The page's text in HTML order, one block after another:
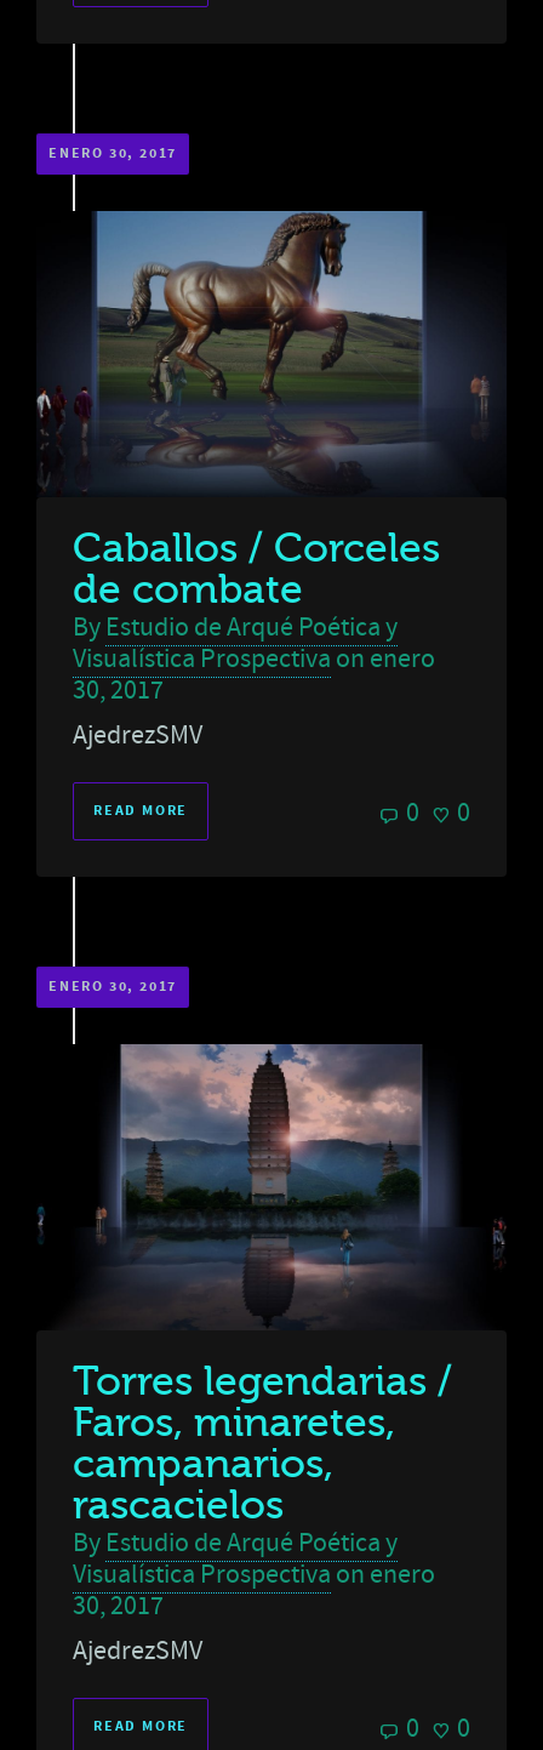
ENERO 30, 2017
Caballos / Corceles
de combate
By Estudio de Arqué Poética y
Visualística Prospectiva on enero
30, 2017
AjedrezSMV
READ MORE 0 0
ENERO 30, 2017
Torres legendarias /
Faros, minaretes,
campanarios,
rascacielos
By Estudio de Arqué Poética y
Visualística Prospectiva on enero
30, 2017
AjedrezSMV
READ MORE 0 0